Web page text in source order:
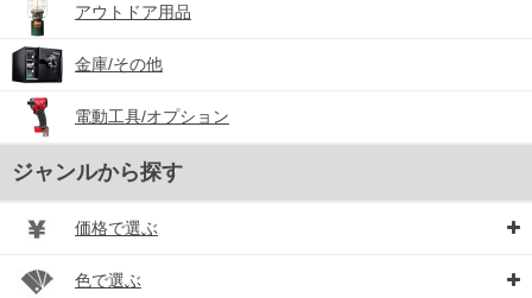
アウトドア用品
金庫/その他
電動工具/オプション
ジャンルから探す
価格で選ぶ
色で選ぶ